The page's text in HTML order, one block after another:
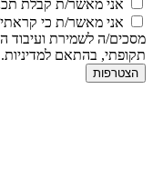
אני מאשר/ת קבלת
אני מאשר/ת כי
מסכים/ה לשמירת ועיבוד
תקופתי, בהתאם למדיניות.
הצטרפות